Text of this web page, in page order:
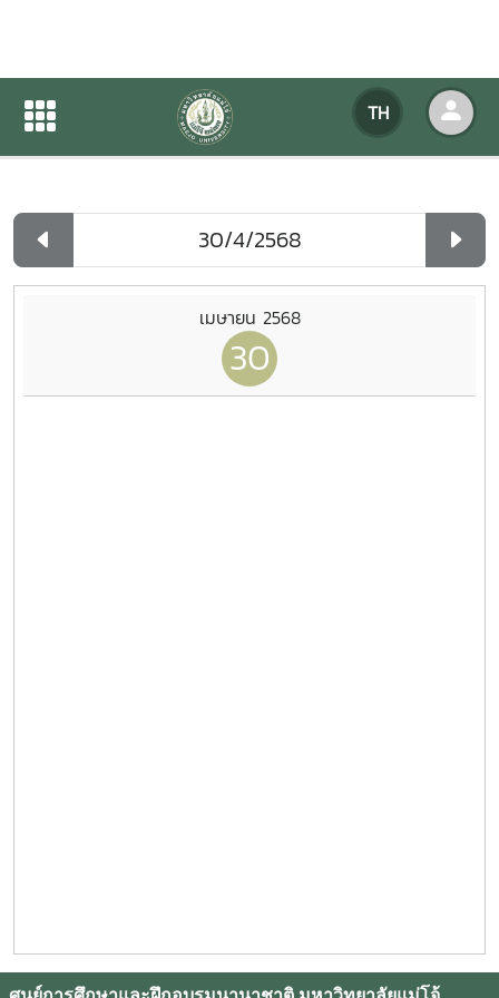
TH
ปฏิทินกิจกรรมของหน่วยงาน
ปฏิทินกิจกรรมของหน่วยงาน
เมษายน 2568
30